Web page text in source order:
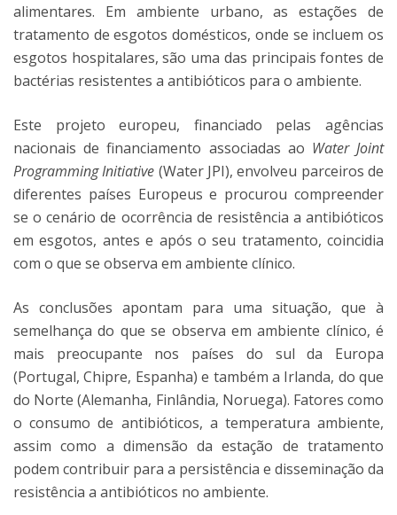
alimentares. Em ambiente urbano, as estações de
tratamento de esgotos domésticos, onde se incluem os
esgotos hospitalares, são uma das principais fontes de
bactérias resistentes a antibióticos para o ambiente.
Este projeto europeu, financiado pelas agências
nacionais de financiamento associadas ao WaterJoint
Programming Initiative (Water JPI), envolveu parceiros de
diferentes países Europeus e procurou compreender
se o cenário de ocorrência de resistência a antibióticos
em esgotos, antes e após o seu tratamento, coincidia
com o que se observa em ambiente clínico.
As conclusões apontam para uma situação, que à
semelhança do que se observa em ambiente clínico, é
mais preocupante nos países do sul da Europa
(Portugal, Chipre, Espanha) e também a Irlanda, do que
do Norte (Alemanha, Finlândia, Noruega). Fatores como
o consumo de antibióticos, a temperatura ambiente,
assim como a dimensão da estação de tratamento
podem contribuir para a persistência e disseminação da
resistência a antibióticos no ambiente.